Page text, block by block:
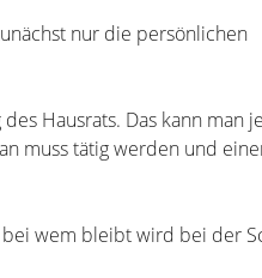
nur die persönlichen
Hausrats. Das kann man
muss tätig werden und
wem bleibt wird bei der